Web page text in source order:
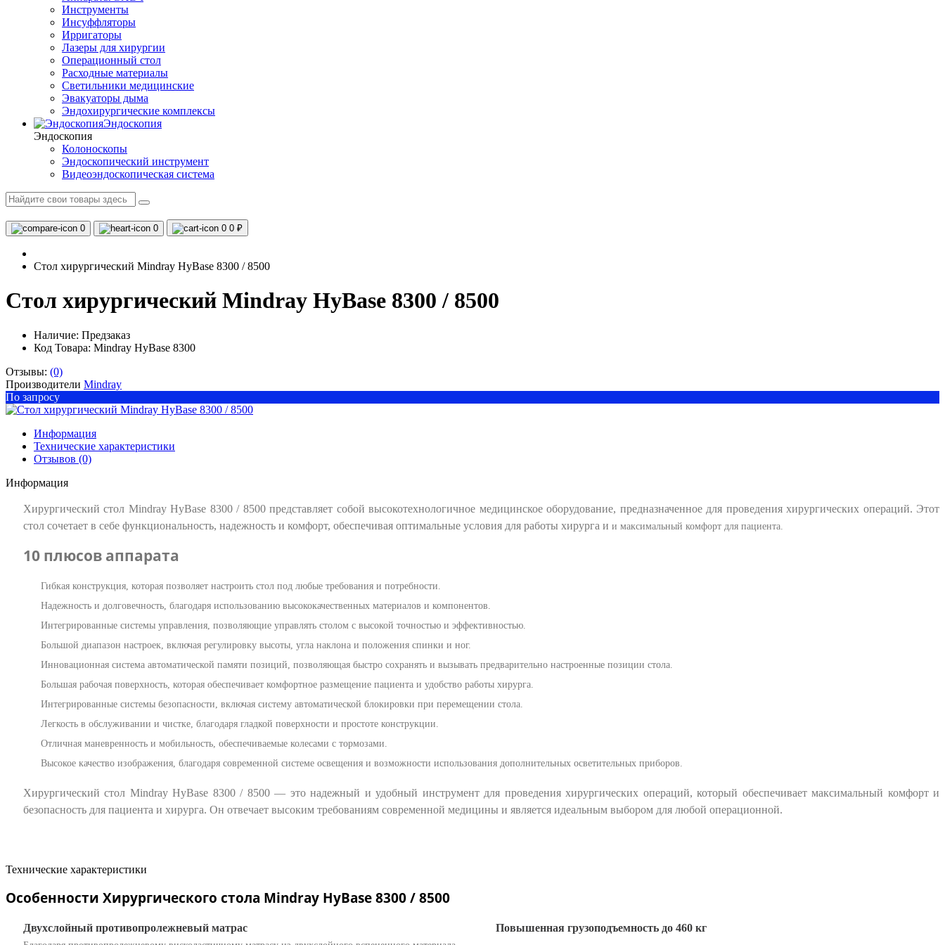
Инструменты
Инсуффляторы
Ирригаторы
Лазеры для хирургии
Операционный стол
Расходные материалы
Светильники медицинские
Эвакуаторы дыма
Эндохирургические комплексы
Эндоскопия
Эндоскопия
Колоноскопы
Эндоскопический инструмент
Видеоэндоскопическая система
0 0 0 0 ₽
Стол хирургический Mindray HyBase 8300 / 8500
Стол хирургический Mindray HyBase 8300 / 8500
Наличие: Предзаказ
Код Товара: Mindray HyBase 8300
Отзывы: (0)
Производители Mindray
По запросу
Информация
Технические характеристики
Отзывов (0)
Информация
Хирургический стол Mindray HyBase 8300 / 8500 представляет собой высокотехнологичное медицинское оборудование, предназначенное для проведения хирургических операций. Этот
стол сочетает в себе функциональность, надежность и комфорт, обеспечивая оптимальные условия для работы хирурга и и максимальный комфорт для пациента.
10 плюсов аппарата
Гибкая конструкция, которая позволяет настроить стол под любые требования и потребности.
Надежность и долговечность, благодаря использованию высококачественных материалов и компонентов.
Интегрированные системы управления, позволяющие управлять столом с высокой точностью и эффективностью.
Большой диапазон настроек, включая регулировку высоты, угла наклона и положения спинки и ног.
Инновационная система автоматической памяти позиций, позволяющая быстро сохранять и вызывать предварительно настроенные позиции стола.
Большая рабочая поверхность, которая обеспечивает комфортное размещение пациента и удобство работы хирурга.
Интегрированные системы безопасности, включая систему автоматической блокировки при перемещении стола.
Легкость в обслуживании и чистке, благодаря гладкой поверхности и простоте конструкции.
Отличная маневренность и мобильность, обеспечиваемые колесами с тормозами.
Высокое качество изображения, благодаря современной системе освещения и возможности использования дополнительных осветительных приборов.
Хирургический стол Mindray HyBase 8300 / 8500 — это надежный и удобный инструмент для проведения хирургических операций, который обеспечивает максимальный комфорт и
безопасность для пациента и хирурга. Он отвечает высоким требованиям современной медицины и является идеальным выбором для любой операционной.
Технические характеристики
Особенности Хирургического стола Mindray HyBase 8300 / 8500
Двухслойный противопролежневый матрас Повышенная грузоподъемность до 460 кг